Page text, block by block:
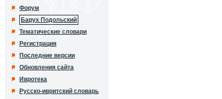
Форум
Барух Подольский
Тематические словари
Регистрация
Последние версии
Обновления сайта
Ивротека
Русско-ивритский словарь